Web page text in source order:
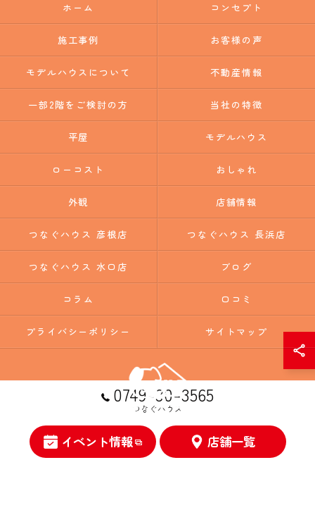
0749-30-3565
つなぐハウス
イベント情報 店舗一覧
ホーム コンセプト
施工事例 お客様の声
モデルハウスについて 不動産情報
一部2階をご検討の方 当社の特徴
平屋 モデルハウス
ローコスト おしゃれ
外観 店舗情報
つなぐハウス 彦根店 つなぐハウス 長浜店
つなぐハウス 水口店 ブログ
コラム 口コミ
プライバシーポリシー サイトマップ
© 2026 滋賀の注文住宅ならつなぐハウス ALL RIGHTS RESERVED.